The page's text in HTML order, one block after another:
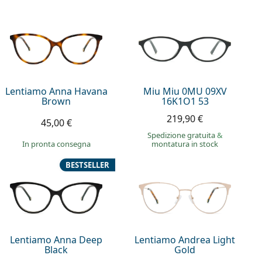
Lentiamo Anna Havana
Brown
45,00 €
in pronta consegna
Miu Miu 0MU 09XV
16K1O1 53
219,90 €
Spedizione gratuita&
montatura in stock
Lentiamo Anna Deep
Black
BESTSELLER
Lentiamo Andrea Light
Gold